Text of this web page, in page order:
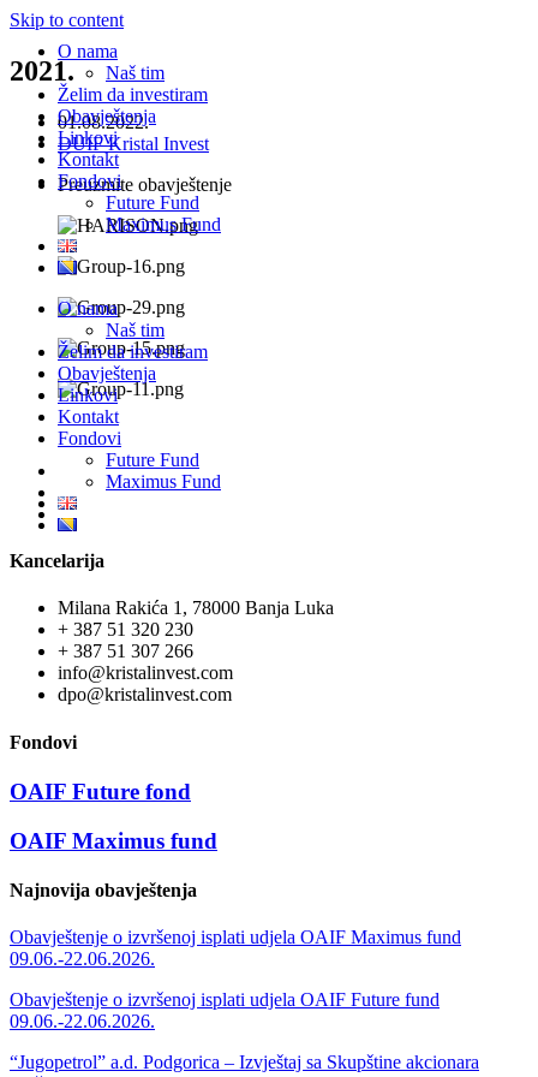
Skip to content
O nama
Naš tim
Želim da investiram
Obavještenja
Linkovi
Kontakt
Fondovi
Future Fund
Maximus Fund
O nama
Naš tim
Želim da investiram
Obavještenja
Linkovi
Kontakt
Fondovi
Future Fund
Maximus Fund
2021.
01.08.2022.
DUIF Kristal Invest
Preuzmite obavještenje
Kancelarija
Milana Rakića 1, 78000 Banja Luka
+ 387 51 320 230
+ 387 51 307 266
info@kristalinvest.com
dpo@kristalinvest.com
Fondovi
OAIF Future fond
OAIF Maximus fund
Najnovija obavještenja
Obavještenje o izvršenoj isplati udjela OAIF Maximus fund
09.06.-22.06.2026.
Obavještenje o izvršenoj isplati udjela OAIF Future fund
09.06.-22.06.2026.
“Jugopetrol” a.d. Podgorica – Izvještaj sa Skupštine akcionara